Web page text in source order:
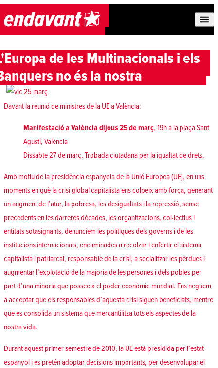
Skip to content
de les Multinacionals i els
no és la nostra
Davant la reunió de ministres de la UE a València:
Manifestació a València dijous 25 de març, 19h a la plaça Sant
Agustí, València
Dissabte 27 de març, Trobada ciutadana per la igualtat de drets.
Amb motiu de la presidència espanyola de la Unió Europea (UE), en uns
moments en què la crisi global capitalista ens colpeix amb força, generant
un augment de l’atur, la pobresa, les desigualtats i la repressió, sense
precedents en les darreres dècades, les organitzacions, col·lectius i
entitats sotasignants, denunciem les polítiques dels governs i de les
institucions internacionals, encaminades a recolzar i enfortir el sistema
capitalista i patriarcal, responsable de la crisi, a socialitzar les pèrdues i
augmentar l’explotació de la majoria de les persones i dels pobles per
part d’una minoria que posseeix el poder econòmic mundial. Ens neguem
a acceptar que els responsables d’aquesta crisi siguen beneficiats, mentre
que es consolida un sistema que mercantilitza tots els aspectes de la
nostra vida.
Durant aquest primer semestre de 2010, la UE està presidida per l’estat
espanyol i es pretén adoptar decisions importants, per desenvolupar el